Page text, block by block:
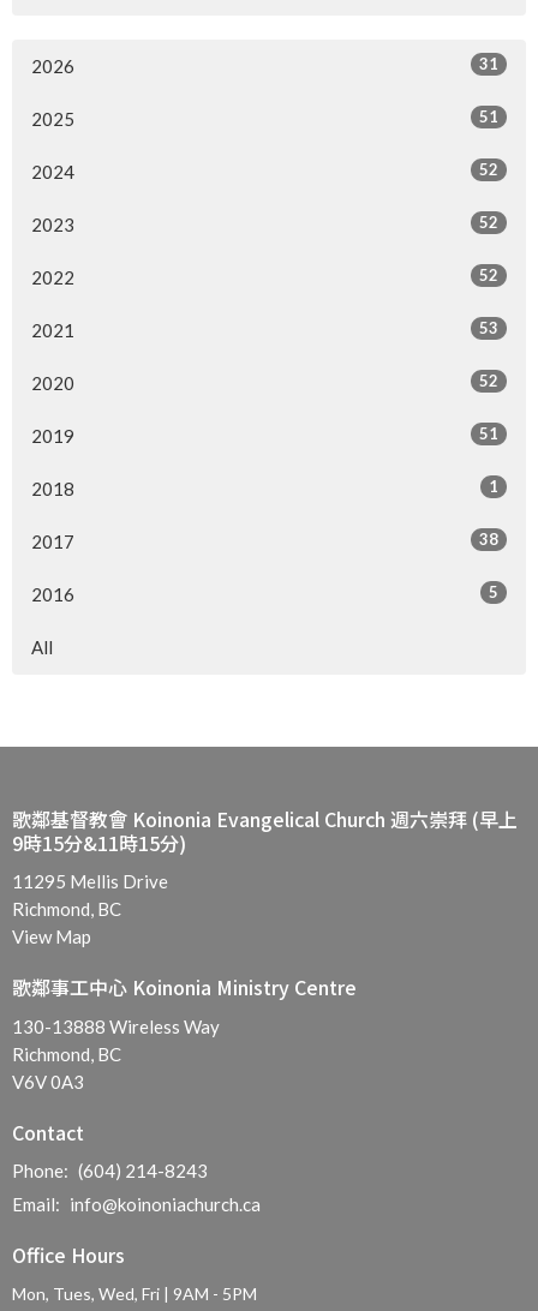
2026 31
2025 51
2024 52
2023 52
2022 52
2021 53
2020 52
2019 51
2018 1
2017 38
2016 5
All
歌鄰基督教會 Koinonia Evangelical Church 週六崇拜 (早上
9時15分&11時15分)
11295 Mellis Drive
Richmond, BC
View Map
歌鄰事工中心 Koinonia Ministry Centre
130-13888 Wireless Way
Richmond, BC
V6V 0A3
Contact
Phone: (604) 214-8243
Email: info@koinoniachurch.ca
Office Hours
Mon, Tues, Wed, Fri | 9AM - 5PM